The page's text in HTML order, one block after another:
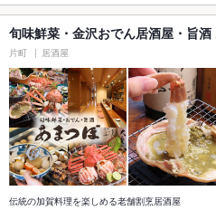
旬味鮮菜・金沢おでん居酒屋・旨
片町 居酒屋
伝統の加賀料理を楽しめる老舗割烹居酒屋